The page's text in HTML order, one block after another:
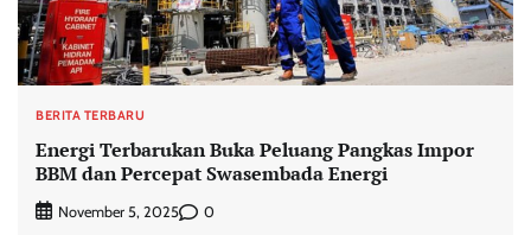
BERITA TERBARU
Energi Terbarukan Buka Peluang Pangkas Impor
BBM dan Percepat Swasembada Energi
November 5, 2025 0